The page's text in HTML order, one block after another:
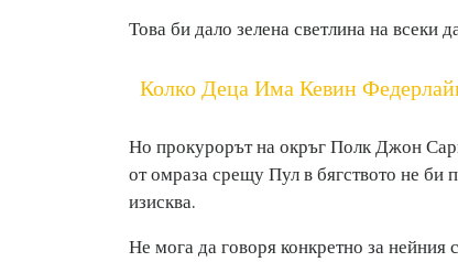
Това би дало зелена светлина на
Колко Деца Има Кевин
Но прокурорът на окръг Полк Джон
от омраза срещу Пул в бягството не би
изисква.
Не мога да говоря конкретно за нейния